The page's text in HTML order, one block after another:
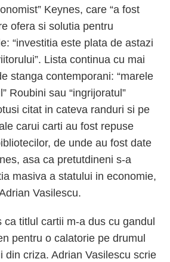
Keynes, care “a fost
ofera si solutia pentru
“investitia este plata de astazi
Lista continua cu mai
stanga contemporani: “marele
Roubini sau “ingrijoratul”
citat in cateva randuri si pe
carui carti au fost repuse
de unde au fost date
asa ca pretutdineni s-a
masiva a statului in economie,
Vasilescu.
ca titlul cartii m-a dus cu gandul
pentru o calatorie pe drumul
din criza. Adrian Vasilescu scrie